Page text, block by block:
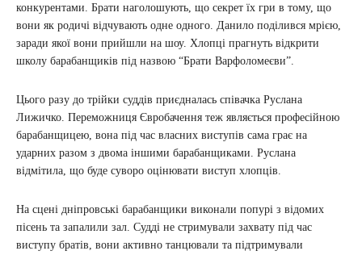
конкурентами. Брати наголошують, що секрет їх гри в тому, що
вони як родичі відчувають одне одного. Данило поділився мрією,
заради якої вони прийшли на шоу. Хлопці прагнуть відкрити
школу барабанщиків під назвою “Брати Варфоломеєви”.
Цього разу до трійки суддів приєдналась співачка Руслана
Лижичко. Переможниця Євробачення теж являється професійною
барабанщицею, вона під час власних виступів сама грає на
ударних разом з двома іншими барабанщиками. Руслана
відмітила, що буде суворо оцінювати виступ хлопців.
На сцені дніпровські барабанщики виконали попурі з відомих
пісень та запалили зал. Судді не стримували захвату під час
виступу братів, вони активно танцювали та підтримували